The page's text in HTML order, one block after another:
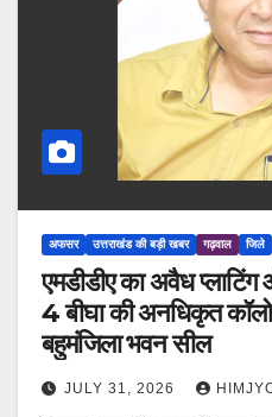
अफसर उत्तराखंड की बड़ी खबर गढ़वाल जिले
एमडीडीए का अवैध प्लाटिंग
4 बीघा की अनधिकृत
बहुमंजिला भवन सील
JULY 31, 2026